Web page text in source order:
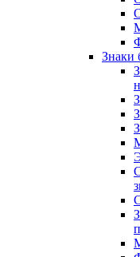
Знаки